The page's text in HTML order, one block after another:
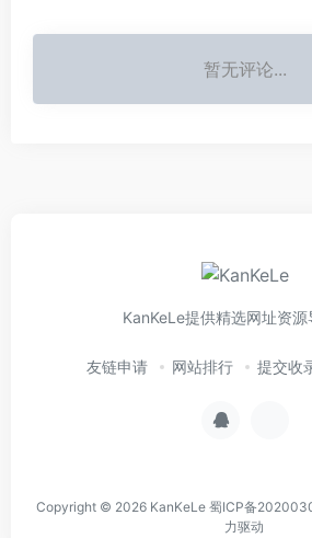
暂无评论...
KanKeLe提供精选网址资源
友链申请 网站排行 提交收
Copyright © 2026 KanKeLe 蜀ICP备
力驱动